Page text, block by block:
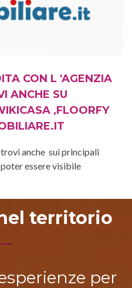
CON L 'AGENZIA
anche sui principali
essere visibile
territorio
per